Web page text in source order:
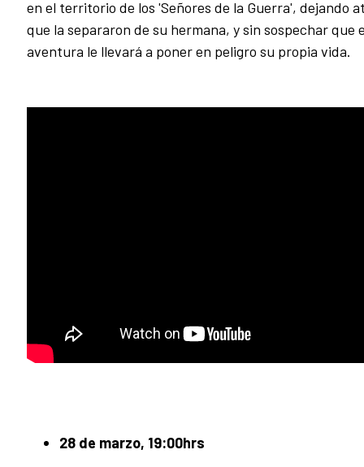
en el territorio de los 'Señores de la Guerra', dejando
que la separaron de su hermana, y sin sospechar que
aventura le llevará a poner en peligro su propia vida.
28 de marzo, 19:00hrs